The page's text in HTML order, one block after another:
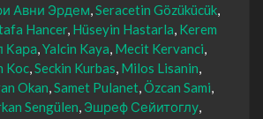
Авни Эрдем Seracetin Gözükücük
Hancer Hüseyin Hastarla Kerem
Кара Yalcin Kaya Mecit Kervanci
Koc Seckin Kurbas Milos Lisanin
Okan Samet Pulanet Özcan Sami
Sengülen Эшреф Сейитоглу